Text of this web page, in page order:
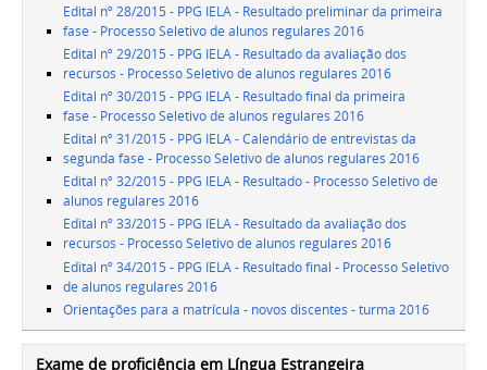
Edital nº 28/2015 - PPG IELA - Resultado preliminar da primeira
fase - Processo Seletivo de alunos regulares 2016
Edital nº 29/2015 - PPG IELA - Resultado da avaliação dos
recursos - Processo Seletivo de alunos regulares 2016
Edital nº 30/2015 - PPG IELA - Resultado final da primeira
fase - Processo Seletivo de alunos regulares 2016
Edital nº 31/2015 - PPG IELA - Calendário de entrevistas da
segunda fase - Processo Seletivo de alunos regulares 2016
Edital nº 32/2015 - PPG IELA - Resultado - Processo Seletivo de
alunos regulares 2016
Edital nº 33/2015 - PPG IELA - Resultado da avaliação dos
recursos - Processo Seletivo de alunos regulares 2016
Edital nº 34/2015 - PPG IELA - Resultado final - Processo Seletivo
de alunos regulares 2016
Orientações para a matrícula - novos discentes - turma 2016
Exame de proficiência em Língua Estrangeira